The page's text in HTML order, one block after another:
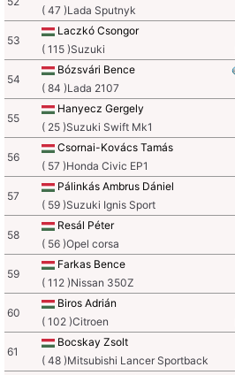
( 47 )Lada Sputnyk
53
Laczkó Csongor
( 115 )Suzuki
54
Bózsvári Bence
( 84 )Lada 2107
55
Hanyecz Gergely
( 25 )Suzuki Swift Mk1
56
Csornai-Kovács Tamás
( 57 )Honda Civic EP1
57
Pálinkás Ambrus Dániel
( 59 )Suzuki Ignis Sport
58
Resál Péter
( 56 )Opel corsa
59
Farkas Bence
( 112 )Nissan 350Z
60
Biros Adrián
( 102 )Citroen
61
Bocskay Zsolt
( 48 )Mitsubishi Lancer Sportback